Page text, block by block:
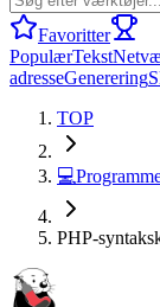
Favoritter
PopulærTekst
adresseGenerering
TOP
💻
PHP-